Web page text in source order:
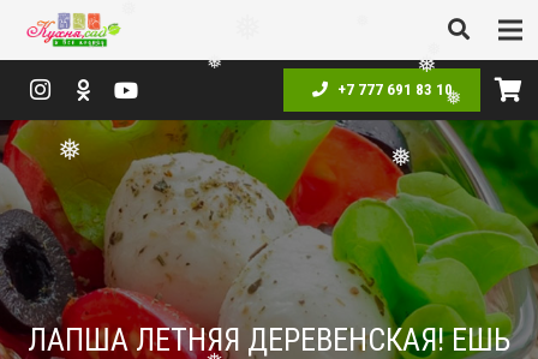
❅
❅
❅
❅
❅
❅ ❅
+7 777 691 83 10
ЛАПША ЛЕТНЯЯ ДЕРЕВЕНСКАЯ! ЕШЬ